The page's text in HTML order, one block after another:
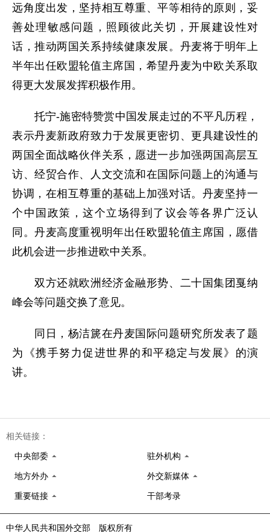
远角度出发，坚持相互尊重、平等相待的原则，妥
善处理敏感问题，照顾彼此关切，开展建设性对
话，推动两国关系持续健康发展。丹麦将于明年上
半年出任欧盟轮值主席国，希望丹麦为中欧关系取
得更大发展发挥积极作用。
托宁-施密特赞赏中国发展走过的不平凡历程，
表示丹麦新政府致力于发展更密切、更具建设性的
两国全面战略伙伴关系，愿进一步加强两国高层互
访、经贸合作、人文交流和在国际问题上的沟通与
协调，在相互尊重的基础上加强对话。丹麦坚持一
个中国政策，这个立场得到了议会等各界广泛认
同。丹麦高度重视明年出任欧盟轮值主席国，愿借
此机会进一步推进欧中关系。
双方还就欧洲经济金融形势、二十国集团戛纳
峰会等问题交换了意见。
同日，杨洁篪在丹麦国际问题研究所发表了题
为《携手努力促进世界的和平稳定与发展》的演
讲。
相关链接：
中央部委 驻外机构
地方外办 外交新媒体
重要链接 干部考录
中华人民共和国外交部 版权所有